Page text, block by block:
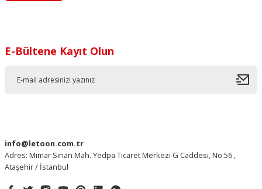
E-Bültene Kayıt Olun
info@letoon.com.tr
Adres: Mimar Sinan Mah. Yedpa Ticaret Merkezi G Caddesi, No:56 ,
Ataşehir / İstanbul